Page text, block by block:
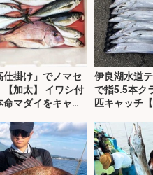
仕掛け」でノマセ
【加太】 イワシ付
マダイをキャッ
伊良湖水道
で指5.5本ク
匹キャッチ【